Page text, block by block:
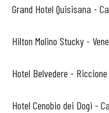
Grand Hotel Quisisana -
Hilton Molino Stucky -
Hotel Belvedere -
Hotel Cenobio dei Dogi -